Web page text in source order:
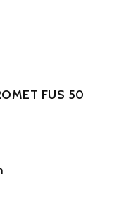
FUS 50